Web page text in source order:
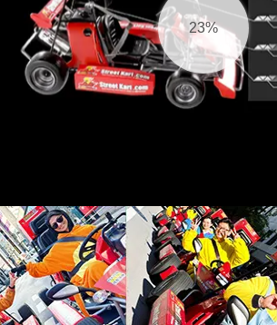
24%